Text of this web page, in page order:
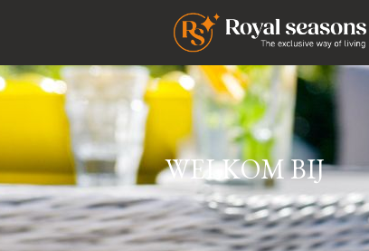
WELKOM BIJ